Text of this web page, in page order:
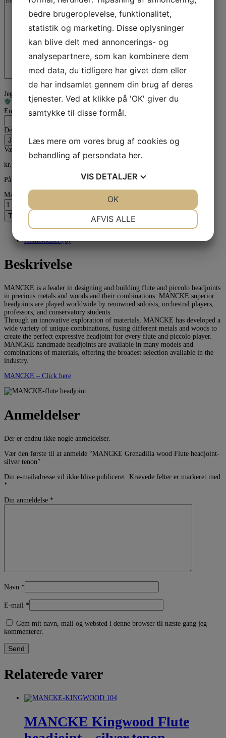
Jeg er ikke en robot
Email
Dette felt er til validering og bør ikke ændres.
Varenummer (SKU):
kr.
På lager
MANCKE Grenadilla wood Flute headjoint- silver tenon antal
Tilføj til kurv
Anmeldelser (0)
Beskrivelse
MANCKE is a leader in designing and building flute and piccolo headjoints
in precious metals and woods and their combinations. MANCKE superior
headjoints are played worldwide by renowned soloists, orchestral players,
professors, and conservatory students.
Through an innovative exploration of materials, MANCKE has developed a
wide variety of unique combinations, fusing different metals and woods to
create the perfect expressive headjoint for every flute and piccolo player.
MANCKE handmade headjoints are available in many models and
combinations of materials, offering the broadest selection available in the
industry.
MANCKE – Click here
Anmeldelser
Der er endnu ikke nogle anmeldelser.
Vær den første til at anmelde “MANCKE Grenadilla wood Flute headjoint-
silver tenon”
Din e-mailadresse vil ikke blive publiceret. Krævede felter er markeret med
*
Din anmeldelse *
Navn *
E-mail *
Gem mit navn, mail og websted i denne browser til næste gang jeg
kommenterer.
Relaterede varer
MANCKE Kingwood Flute
bedre brugeroplevelse, funktionalitet,
statistik og marketing. Disse oplysninger
kan blive delt med annoncerings- og
analysepartnere, som kan kombinere dem
med data, du tidligere har givet dem eller
de har indsamlet gennem din brug af deres
tjenester. Ved at klikke på 'OK' giver du
samtykke til disse formål.
Læs mere om vores brug af cookies og
behandling af persondata her.
VIS DETALJER
AFVIS ALLE
OK